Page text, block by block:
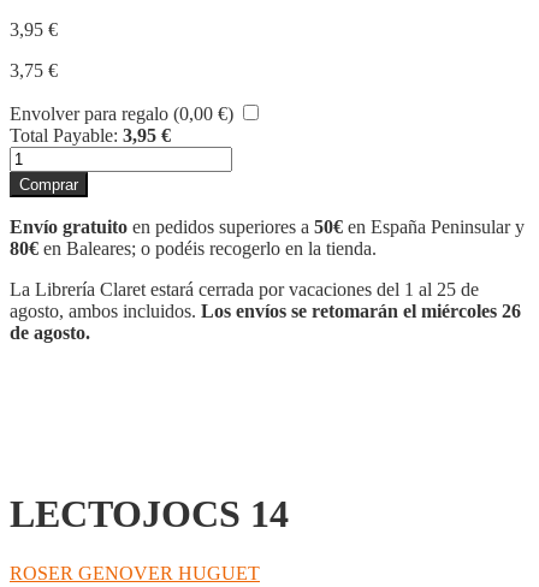
3,95 €
3,75 €
Envolver para regalo (0,00 €)
Total Payable: 3,95 €
LECTOJOCS
14
cantidad
Comprar
Envío gratuito en pedidos superiores a 50€ en España Peninsular y
80€ en Baleares; o podéis recogerlo en la tienda.
La Librería Claret estará cerrada por vacaciones del 1 al 25 de
agosto, ambos incluidos. Los envíos se retomarán el miércoles 26
de agosto.
LECTOJOCS 14
ROSER GENOVER HUGUET